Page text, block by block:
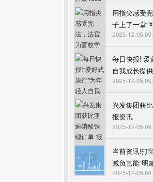
用指尖感受
子上了一堂“
2025-12-05
每日快报!“爱
自我成长提
2025-12-05
兴发集团获
报资讯
2025-12-05
当前资讯!打
减负岂能“明
2025-12-05